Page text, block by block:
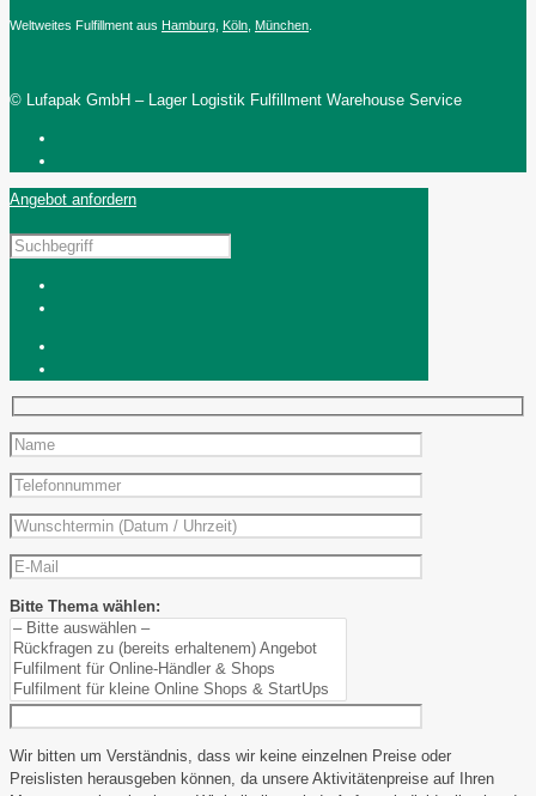
Weltweites Fulfillment aus Hamburg Köln München
© Lufapak GmbH – Lager Logistik Fulfillment Warehouse Service
Angebot anfordern
Bitte Thema wählen:
Wir bitten um Verständnis, dass wir keine einzelnen Preise oder
Preislisten herausgeben können, da unsere Aktivitätenpreise auf Ihren